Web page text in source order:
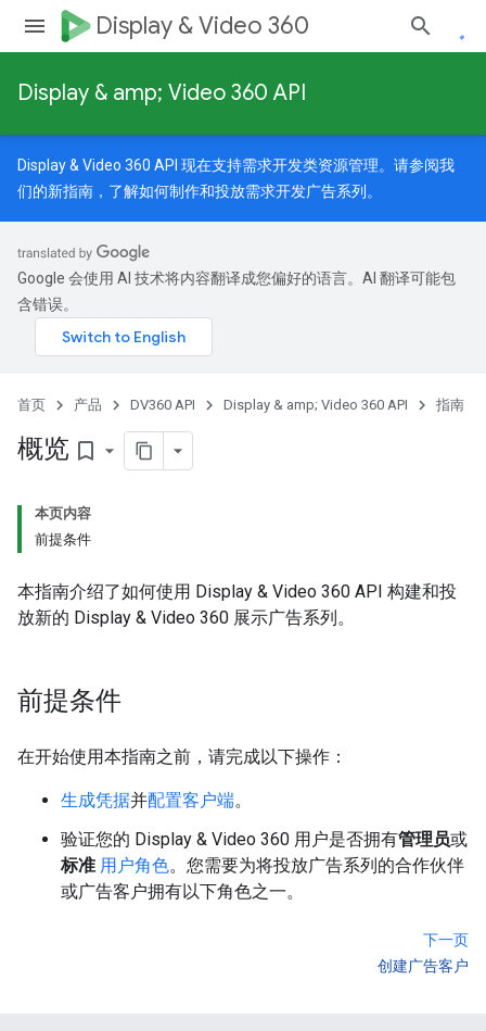
Display & Video 360
Display & amp; Video 360 API
Display & Video 360 API 现在支持需求开发类资源管理。请参阅我
们的新指南 ，了解如何制作和投放需求开发广告系列。
Google 会使用 AI 技术将内容翻译成您偏好的语言。AI 翻译可能包
含错误。
首页 产品 DV360 API Display & amp; Video 360 API 指南
概览 bookmark_border
本页内容
前提条件
本指南介绍了如何使用 Display & Video 360 API 构建和投
放新的 Display & Video 360 展示广告系列。
前提条件
在开始使用本指南之前，请完成以下操作：
生成凭据并配置客户端。
验证您的 Display & Video 360 用户是否拥有管理员或
标准 用户角色。您需要为将投放广告系列的合作伙伴
或广告客户拥有以下角色之一。
下一页
创建广告客户